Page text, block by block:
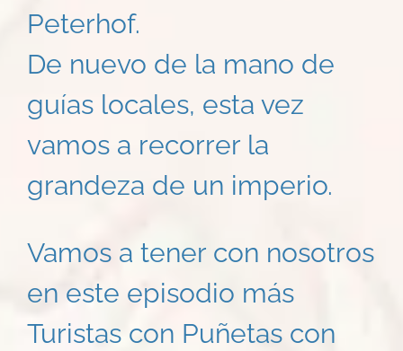
Peterhof.
De nuevo de la mano de
guías locales, esta vez
vamos a recorrer la
grandeza de un imperio.
Vamos a tener con nosotros
en este episodio más
Turistas con Puñetas con